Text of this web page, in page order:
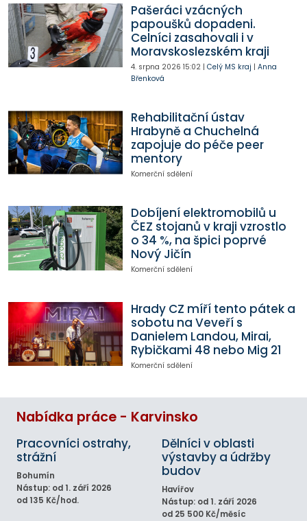
Pašeráci vzácných
papoušků dopadeni.
Celníci zasahovali i v
Moravskoslezském kraji
4. srpna 2026 15:02| Celý MS kraj | Anna
Břenková
Rehabilitační ústav
Hrabyně a Chuchelná
zapojuje do péče peer
mentory
Komerční sdělení
Dobíjení elektromobilů u
ČEZ stojanů v kraji vzrostlo
o 34 %, na špici poprvé
Nový Jičín
Komerční sdělení
Hrady CZ míří tento pátek a
sobotu na Veveří s
Danielem Landou, Mirai,
Rybičkami 48 nebo Mig 21
Komerční sdělení
Nabídka práce - Karvinsko
Pracovníci ostrahy,
strážní
Bohumín
Nástup: od 1. září 2026
od 135 Kč/hod.
Dělníci v oblasti
výstavby a údržby
budov
Havířov
Nástup: od 1. září 2026
od 25 500 Kč/měsíc